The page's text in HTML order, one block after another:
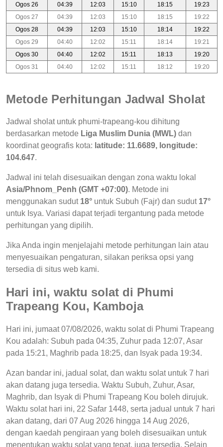
Ogos 26
04:39 12:03 15:10 18:15
19:23
Ogos 27
04:39 12:03 15:10 18:15
19:22
Ogos 28
04:39 12:03 15:10 18:14
19:22
Ogos 29
04:40 12:02 15:11 18:14
19:21
Ogos 30
04:40 12:02 15:11 18:13
19:20
Ogos 31
04:40 12:02 15:11 18:12 19:20
Metode Perhitungan Jadwal Sholat
Jadwal sholat untuk phumi-trapeang-kou dihitung
berdasarkan metode Liga Muslim Dunia (MWL) dan
koordinat geografis kota: latitude: 11.6689, longitude:
104.647.
Jadwal ini telah disesuaikan dengan zona waktu lokal
Asia/Phnom_Penh (GMT +07:00). Metode ini
menggunakan sudut 18° untuk Subuh (Fajr) dan sudut 17°
untuk Isya. Variasi dapat terjadi tergantung pada metode
perhitungan yang dipilih.
Jika Anda ingin menjelajahi metode perhitungan lain atau
menyesuaikan pengaturan, silakan periksa opsi yang
tersedia di situs web kami.
Hari ini, waktu solat di Phumi
Trapeang Kou, Kamboja
Hari ini, jumaat 07/08/2026, waktu solat di Phumi Trapeang
Kou adalah: Subuh pada 04:35, Zuhur pada 12:07, Asar
pada 15:21, Maghrib pada 18:25, dan Isyak pada 19:34.
Azan bandar ini, jadual solat, dan waktu solat untuk 7 hari
akan datang juga tersedia. Waktu Subuh, Zuhur, Asar,
Maghrib, dan Isyak di Phumi Trapeang Kou boleh dirujuk.
Waktu solat hari ini, 22 Safar 1448, serta jadual untuk 7 hari
akan datang, dari 07 Aug 2026 hingga 14 Aug 2026,
dengan kaedah pengiraan yang boleh disesuaikan untuk
menentukan waktu solat yang tepat, juga tersedia. Selain